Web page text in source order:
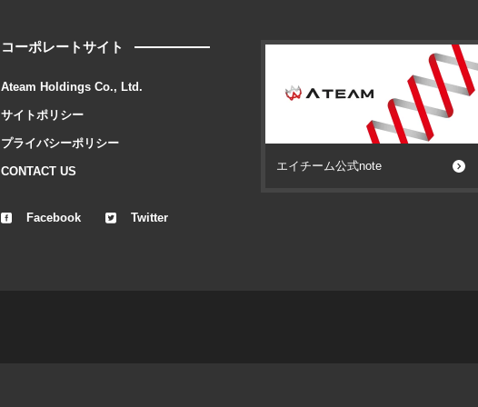
コーポレートサイト
Ateam Holdings Co., Ltd.
サイトポリシー
プライバシーポリシー
CONTACT US
Facebook Twitter
エイチーム公式note